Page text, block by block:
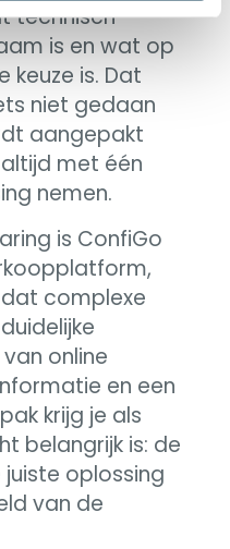
technisch
is en wat op
keuze is. Dat
niet gedaan
aangepakt
met één
nemen.
is ConfiGo
complexe
online
en een
krijg je als
belangrijk is: de
oplossing
van de